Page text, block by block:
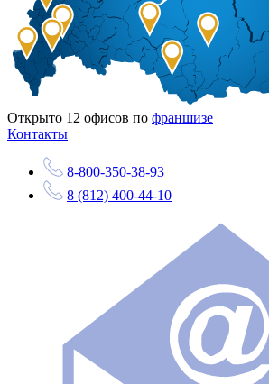
Открыто 12 офисов по франшизе
Контакты
8-800-350-38-93
8 (812) 400-44-10